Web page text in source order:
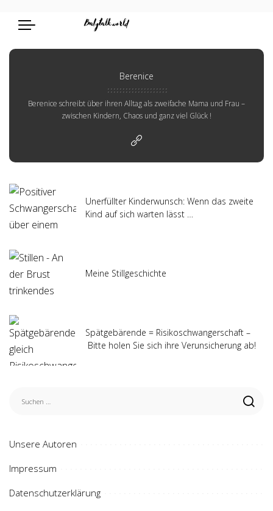
Berenice
Berenice schreibt über ihren Alltag als zweifache Mama und Frau –
zwischen Kindern, Chaos und ganz viel Glück !
Unerfüllter Kinderwunsch: Wenn das zweite
Kind auf sich warten lässt …
Meine Stillgeschichte
Spätgebärende = Risikoschwangerschaft –
Bitte holen Sie sich ihre Verunsicherung ab!
Unsere Autoren
Impressum
Datenschutzerklärung